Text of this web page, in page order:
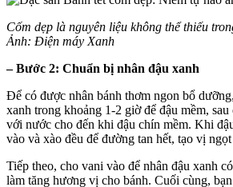
Cốm dẹp là nguyên liệu không thể thiếu
Ảnh: Điện máy Xanh
– Bước 2: Chuẩn bị nhân đậu xanh
Để có được nhân bánh thơm ngon bổ
xanh trong khoảng 1-2 giờ để đậu mềm,
với nước cho đến khi đậu chín mềm. Khi
vào và xào đều để đường tan hết, tạo vị
Tiếp theo, cho vani vào để nhân đậu xanh
làm tăng hương vị cho bánh. Cuối cùng,